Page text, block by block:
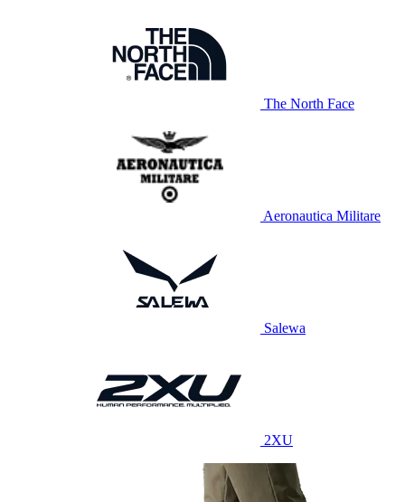
The North Face
Aeronautica Militare
Salewa
2XU